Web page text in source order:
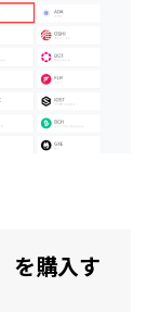
を購入す